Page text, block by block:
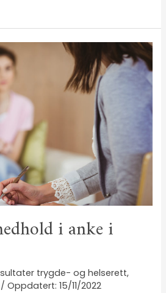
i anke i
trygde- og helserett,
/
15/11/2022